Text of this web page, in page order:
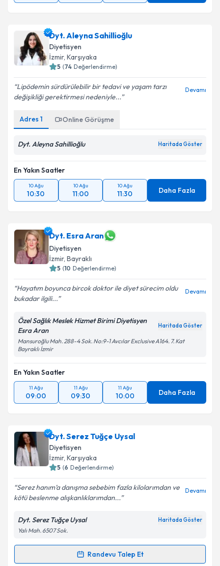
Dyt. Aleyna Sahillioğlu
Diyetisyen
İzmir, Karşıyaka
5 (74 Değerlendirme)
Lipödemin sürdürülebilir bir tedavi ve yaşam tarzı
değişikliği gerektirmesi nedeniyle...
Devamı
Adres 1 Online Görüşme
Dyt. Aleyna Sahillioğlu Haritada Göster
En Yakın Saatler
10 Ağu
10:30
10 Ağu
11:00
10 Ağu
11:30 Daha Fazla
Dyt. Esra Aran
Diyetisyen
İzmir, Bayraklı
5 (10 Değerlendirme)
Hayatım boyunca bircok doktor ile diyet sürecim oldu
bukadar ilgili...
Devamı
Özel Sağlık Meslek Hizmet Birimi Diyetisyen
Esra Aran
Haritada Göster
Mansuroğlu Mah. 288-4 Sok. No:9-1 Avcılar Exclusive A164. 7. Kat
Bayraklı İzmir
En Yakın Saatler
11 Ağu
09:00
11 Ağu
09:30
11 Ağu
10:00 Daha Fazla
Dyt. Serez Tuğçe Uysal
Diyetisyen
İzmir, Karşıyaka
5 (6 Değerlendirme)
Serez hanım’a danışma sebebim fazla kilolarımdan ve
kötü beslenme alışkanlıklarımdan...
Devamı
Dyt. Serez Tuğçe Uysal Haritada Göster
Yalı Mah. 6507 Sok.
Randevu Talep Et
Randevu Takvimi Talebi